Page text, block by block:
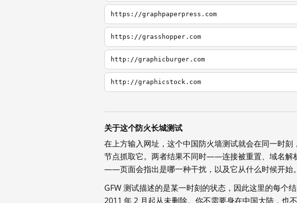
https://graphpaperpress.com
https://grasshopper.com
http://graphicburger.com
http://graphicstock.com
关于这个防火长城测试
在上方输入网址，这个中国防火墙测试就会在同一时
节点抓取它。两者结果不同时——连接被重置、域名解
——页面会指出是哪一种干扰，以及它从什么时候开始。
GFW 测试描述的是某一时刻的状态，因此这里的每个
2011 年 2 月起从未删除。你不需要身在中国大陆，也